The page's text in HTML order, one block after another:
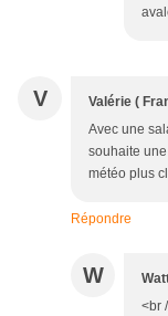
V Valérie (
Avec une
souhaite
météo plus
Répondre
W
<br